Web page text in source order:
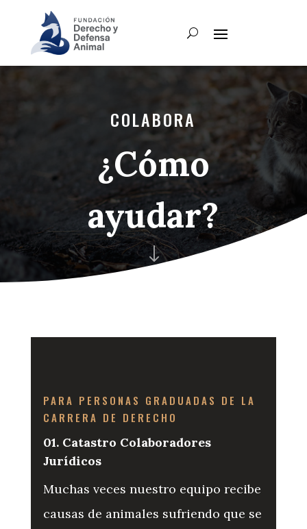
COLABORA
¿Cómo
ayudar?
"
PARA PERSONAS GRADUADAS DE LA
CARRERA DE DERECHO
01. Catastro Colaboradores
Jurídicos
Muchas veces nuestro equipo recibe
causas de animales sufriendo que se